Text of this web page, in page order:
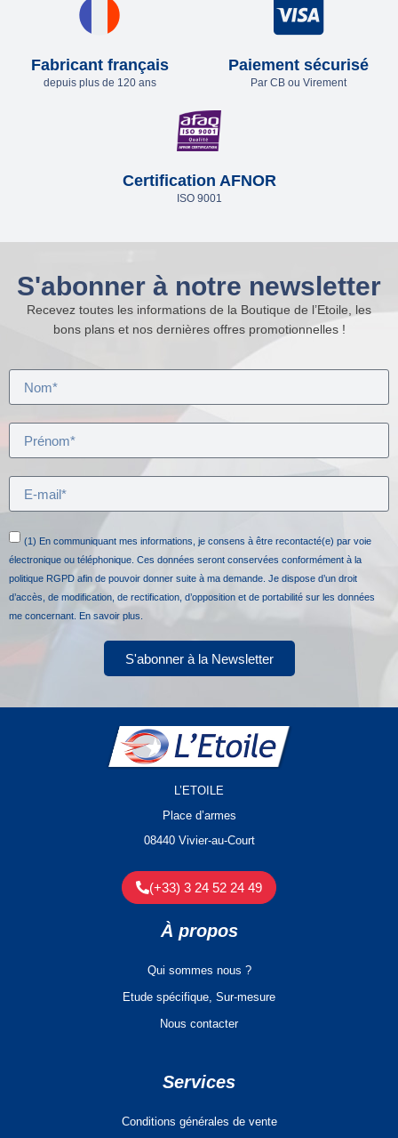
Fabricant français
depuis plus de 120 ans
Paiement sécurisé
Par CB ou Virement
Certification AFNOR
ISO 9001
S'abonner à notre newsletter
Recevez toutes les informations de la Boutique de l’Etoile, les
bons plans et nos dernières offres promotionnelles !
(1) En communiquant mes informations, je consens à être recontacté(e) par voie
électronique ou téléphonique. Ces données seront conservées conformément à la
politique RGPD afin de pouvoir donner suite à ma demande. Je dispose d’un droit
d’accès, de modification, de rectification, d’opposition et de portabilité sur les données
me concernant. En savoir plus.
S'abonner à la Newsletter
L’ETOILE
Place d’armes
08440 Vivier-au-Court
(+33) 3 24 52 24 49
À propos
Qui sommes nous ?
Etude spécifique, Sur-mesure
Nous contacter
Services
Conditions générales de vente